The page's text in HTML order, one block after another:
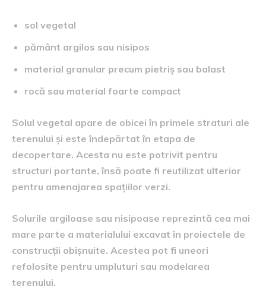
sol vegetal
pământ argilos sau nisipos
material granular precum pietriș sau balast
rocă sau material foarte compact
Solul vegetal apare de obicei în primele straturi ale
terenului și este îndepărtat în etapa de
decopertare. Acesta nu este potrivit pentru
structuri portante, însă poate fi reutilizat ulterior
pentru amenajarea spațiilor verzi.
Solurile argiloase sau nisipoase reprezintă cea mai
mare parte a materialului excavat în proiectele de
construcții obișnuite. Acestea pot fi uneori
refolosite pentru umpluturi sau modelarea
terenului.